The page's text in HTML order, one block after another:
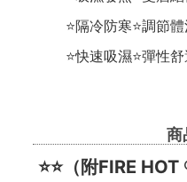
⭐隔冷防寒⭐調節
⭐快速吸濕⭐彈性
商
⭐⭐（附FIRE